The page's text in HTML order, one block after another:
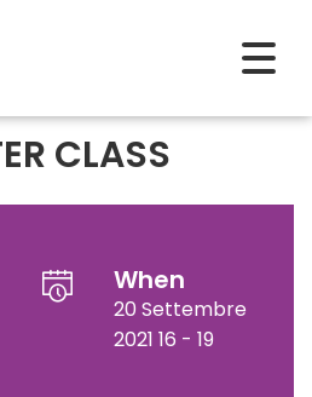
CLASS
When
20 Settembre
2021 16 - 19